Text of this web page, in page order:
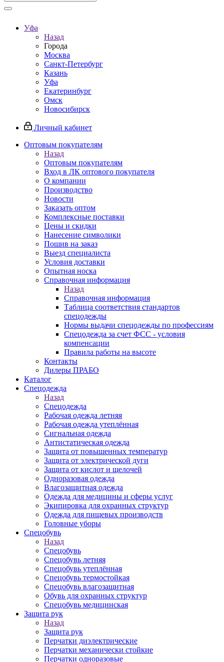
Уфа
Назад
Города
Москва
Санкт-Петербург
Казань
Уфа
Екатеринбург
Омск
Новосибирск
Личный кабинет
Оптовым покупателям
Назад
Оптовым покупателям
Вход в ЛК оптового покупателя
О компании
Производство
Новости
Заказать оптом
Комплексные поставки
Цены и скидки
Нанесение символики
Пошив на заказ
Выезд специалиста
Условия доставки
Опытная носка
Справочная информация
Назад
Справочная информация
Таблица соответствия стандартов
спецодежды
Нормы выдачи спецодежды по профессиям
Спецодежда за счет ФСС - условия
компенсации
Правила работы на высоте
Контакты
Дилеры ПРАБО
Каталог
Спецодежда
Назад
Спецодежда
Рабочая одежда летняя
Рабочая одежда утеплённая
Сигнальная одежда
Антистатическая одежда
Защита от повышенных температур
Защита от электрической дуги
Защита от кислот и щелочей
Одноразовая одежда
Влагозащитная одежда
Одежда для медицины и сферы услуг
Экипировка для охранных структур
Одежда для пищевых производств
Головные уборы
Спецобувь
Назад
Спецобувь
Спецобувь летняя
Спецобувь утеплённая
Спецобувь термостойкая
Спецобувь влагозащитная
Обувь для охранных структур
Спецобувь медицинская
Защита рук
Назад
Защита рук
Перчатки диэлектрические
Перчатки механически стойкие
Перчатки одноразовые